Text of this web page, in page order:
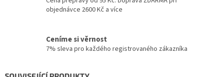
objednávce 2600 Kč a více
Ceníme si věrnost
7% sleva pro každého registrovaného zákazníka